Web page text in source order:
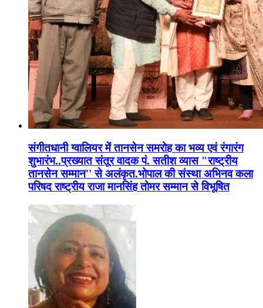
संगीतधानी ग्वालियर में तानसेन समरोह का भव्य एवं रंगारंग
शुभारंभ..प्रख्यात संतूर वादक पं. सतीश व्यास "राष्ट्रीय
तानसेन सम्मान'' से अलंकृत.भोपाल की संस्था अभिनव कला
परिषद राष्ट्रीय राजा मानसिंह तोमर सम्मान से विभूषित